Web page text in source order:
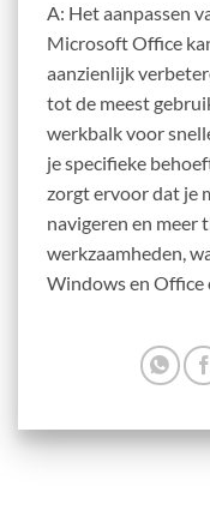
A: Het aanpassen
Microsoft Office
aanzienlijk
tot de meest
werkbalk voor
je specifieke
zorgt ervoor dat je
navigeren en meer
werkzaamheden,
Windows en